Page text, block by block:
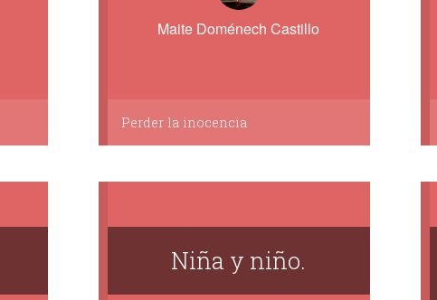
Maite Doménech Castillo
Perder la inocencia
Niña y niño.